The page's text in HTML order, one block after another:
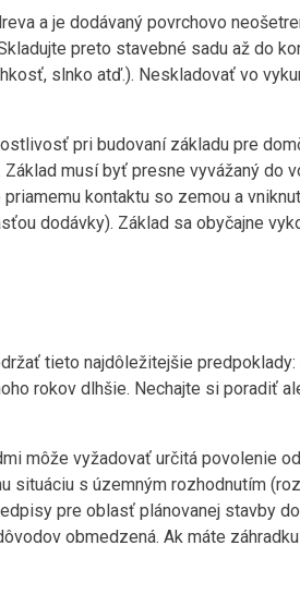
a je dodávaný povrchovo
preto stavebné sadu až do
slnko atď.). Neskladovať vo
pri budovaní základu pre
musí byť presne vyvážaný do
kontaktu so zemou a
dodávky). Základ sa obyčajne
tieto najdôležitejšie predpoklady:
rokov dlhšie. Nechajte si poradiť
môže vyžadovať určitá povolenie
situáciu s územným rozhodnutím
pre oblasť plánovanej stavby
obmedzená. Ak máte